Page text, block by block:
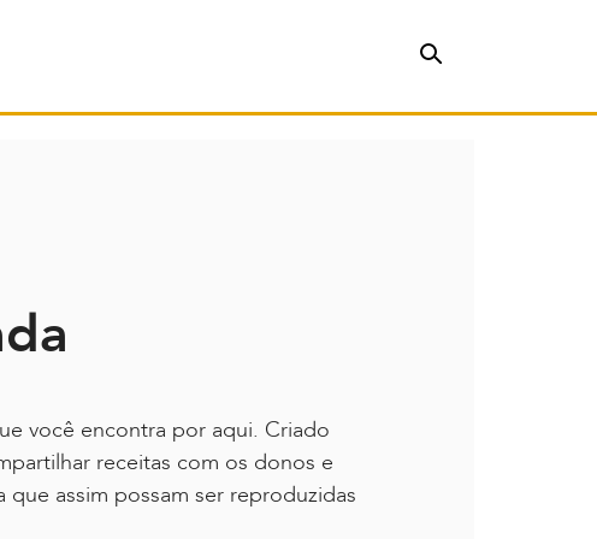
você encontra por aqui. Criado
receitas com os donos e
que assim possam ser reproduzidas